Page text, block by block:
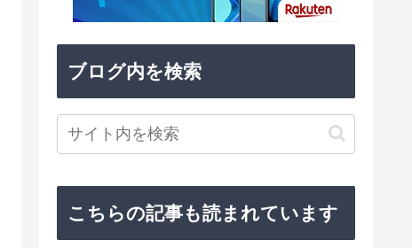
ブログ内を検索
こちらの記事も読まれています